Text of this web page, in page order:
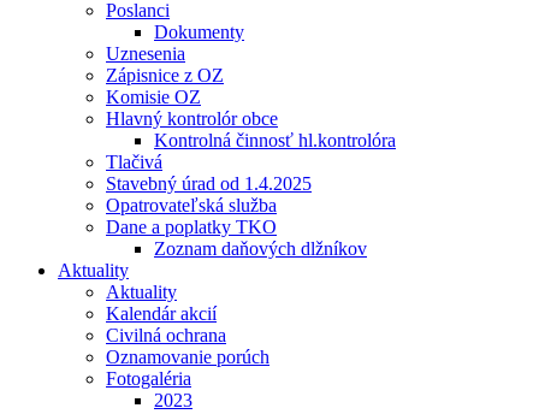
Poslanci
Dokumenty
Uznesenia
Zápisnice z OZ
Komisie OZ
Hlavný kontrolór obce
Kontrolná činnosť hl.kontrolóra
Tlačivá
Stavebný úrad od 1.4.2025
Opatrovateľská služba
Dane a poplatky TKO
Zoznam daňových dlžníkov
Aktuality
Aktuality
Kalendár akcií
Civilná ochrana
Oznamovanie porúch
Fotogaléria
2023